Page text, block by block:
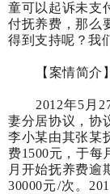
童可以起诉未支
付抚养费，那么
得到支持呢？我
【案情简介】
2012年5月
妻分居协议，协
李小某由其张某
费1500元，于每
月开始抚养费逾
30000元/次。